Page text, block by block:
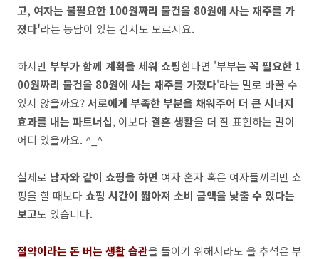
고, 여자는 불필요한 100원짜리 물건을 80원에 사는 재주를 가
졌다'라는 농담이 있는 건지도 모르지요.
하지만 부부가 함께 계획을 세워 쇼핑한다면 '부부는 꼭 필요한 1
00원짜리 물건을 80원에 사는 재주를 가졌다'라는 말로 바꿀 수
있지 않을까요?서로에게 부족한 부분을 채워주어 더 큰 시너지
효과를 내는 파트너십, 이보다 결혼 생활을 더 잘 표현하는 말이
어디 있을까요. ^_^
실제로 남자와 같이 쇼핑을 하면 여자 혼자 혹은 여자들끼리만 쇼
핑을 할 때보다 쇼핑 시간이 짧아져 소비 금액을 낮출 수 있다는
보고도 있습니다.
절약이라는 돈 버는 생활 습관을 들이기 위해서라도 올 추석은 부